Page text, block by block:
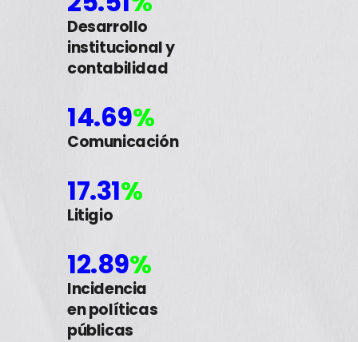
Desarrollo
institucional y
contabilidad
14.69%
Comunicación
17.31%
Litigio
12.89%
Incidencia
en políticas
públicas